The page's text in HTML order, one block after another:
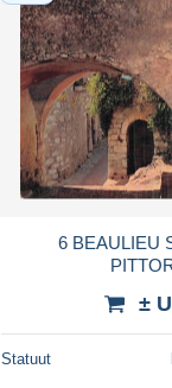
6 BEAULIEU
±
Statuut